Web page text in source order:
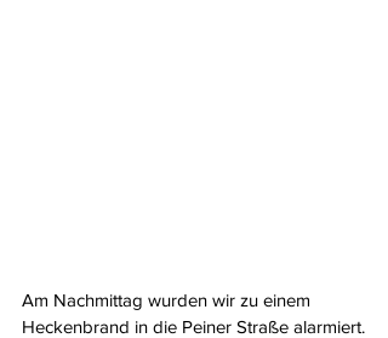
Am Nachmittag wurden wir zu einem
Heckenbrand in die Peiner Straße alarmiert.